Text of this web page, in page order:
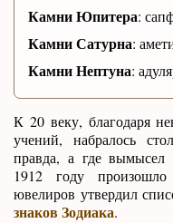
Камни Юпитера:
Камни Сатурна:
Камни Нептуна:
К 20 веку, благодаря
учений, набралось
правда, а где
1912 году произошло
ювелиров утвердил
знаков Зодиака.